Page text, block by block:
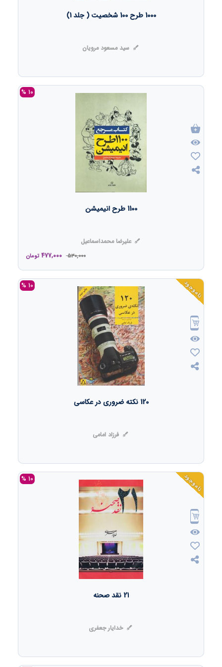
1000 طرح 100 شخصیت ( جلد 1)
سید مسعود مرویان
10 %
1100 طرح انیمیشن
علیرضا محمداسماعیل
530,000
477,000 تومان
ناموجود 10 %
120 نکته ضروری در عکاسی
فرزاد امامی
ناموجود 10 %
21 نقد صحنه
خدایار جعفری